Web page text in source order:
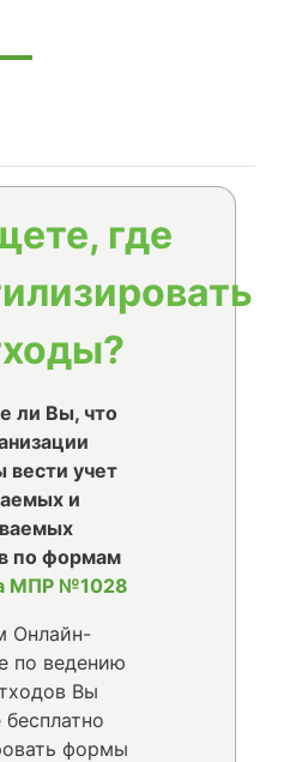
где
ли Вы, что
учет
и
по формам
МПР №1028
Онлайн-
по ведению
Вы
формы